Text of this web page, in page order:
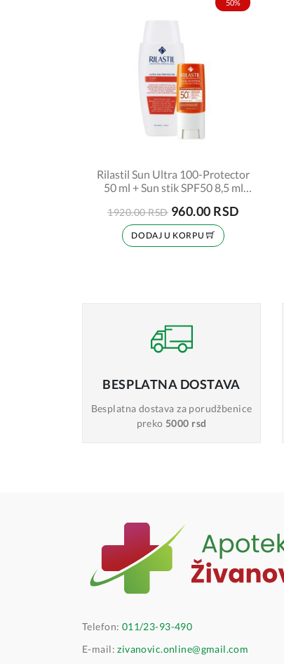
50%
Rilastil Sun Ultra 100-Protector
50 ml + Sun stik SPF50 8,5 ml
1920.00 RSD 960.00 RSD
DODAJ U KORPU
BESPLATNA DOSTAVA
Besplatna dostavaza porudžbenice
preko 5000 rsd
Telefon: 011/23-93-490
E-mail:zivanovic.online@gmail.com